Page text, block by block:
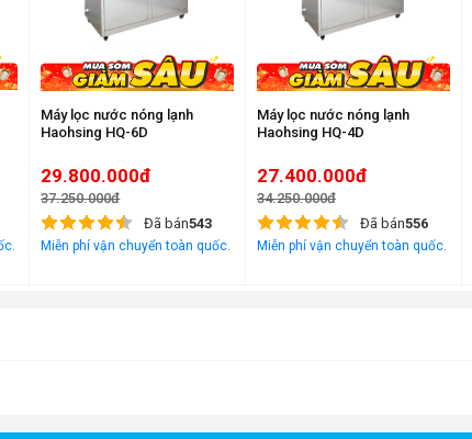
C
Máy lọc nước nóng lạnh
Haohsing HQ-6D
29.800.000đ
37.250.000đ
Đã bán543
Miễn phí vận chuyển toàn quốc.
Máy lọc nước nóng lạnh
Haohsing HQ-4D
27.400.000đ
34.250.000đ
Đã bán556
Miễn phí vận chuyển toàn quốc.